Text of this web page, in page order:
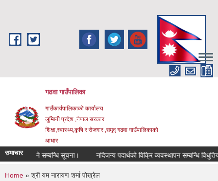
गढवा गाउँपालिका
गाउँकार्यपालिकाको कार्यालय
लुम्बिनी प्रदेश ,नेपाल सरकार
शिक्षा,स्वास्थ्य,कृषि र रोजगार ,समृद् गढवा गाउँपालिकाको
आधार
समाचार
लगाउने सम्बन्धि सूचना। नदिजन्य पदार्थको विक्रि व्यवस्थापन सम्बन्धि विधुतिय
Home » श्री यम नारायण शर्मा पोख्रेल